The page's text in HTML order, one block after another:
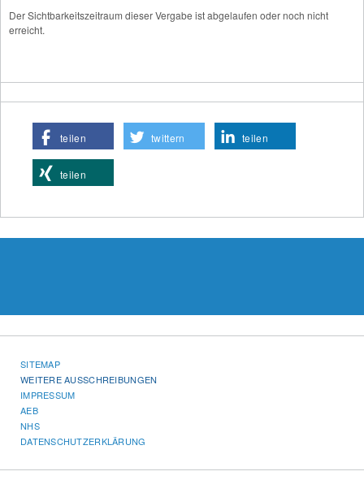
Der Sichtbarkeitszeitraum dieser Vergabe ist abgelaufen oder noch nicht
erreicht.
teilen twittern teilen
teilen
SITEMAP
WEITERE AUSSCHREIBUNGEN
IMPRESSUM
AEB
NHS
DATENSCHUTZERKLÄRUNG